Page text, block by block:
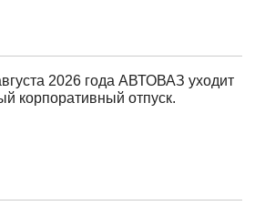
2026 года АВТОВАЗ уходит
корпоративный отпуск.